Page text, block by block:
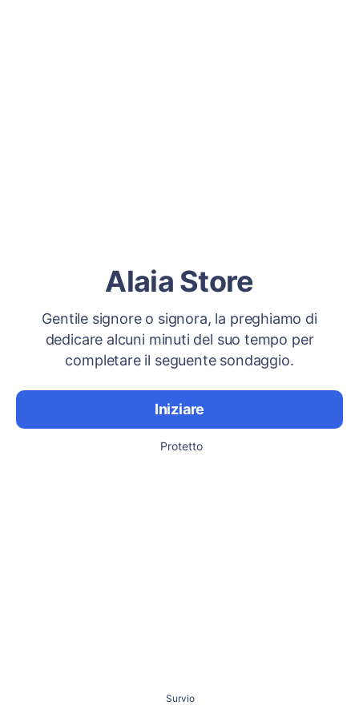
Alaia Store
Gentile signore o signora, la preghiamo di
dedicare alcuni minuti del suo tempo per
completare il seguente sondaggio.
Iniziare
Protetto
Survio